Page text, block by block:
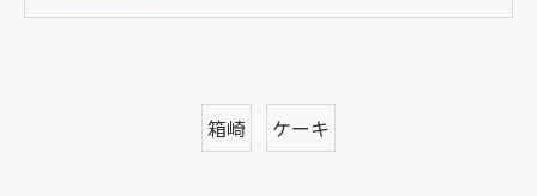
箱崎 ケーキ